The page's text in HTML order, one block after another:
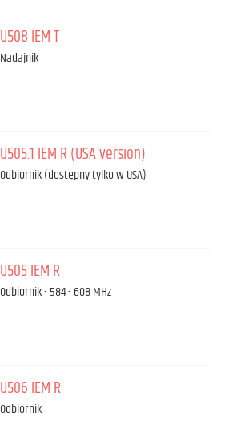
U508 IEM T
Nadajnik
U505.1 IEM R (USA version)
Odbiornik (dostępny tylko w USA)
U505 IEM R
Odbiornik - 584 - 608 MHz
U506 IEM R
Odbiornik